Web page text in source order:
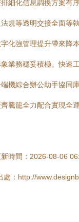
細化信息調換方案有
規等透明交接全面等
化強管理提升帶來降
業務穩妥積極。快速
機綜合辦公助手協同
騰籠全力配合實現全
時間：2026-08-06
處：http://